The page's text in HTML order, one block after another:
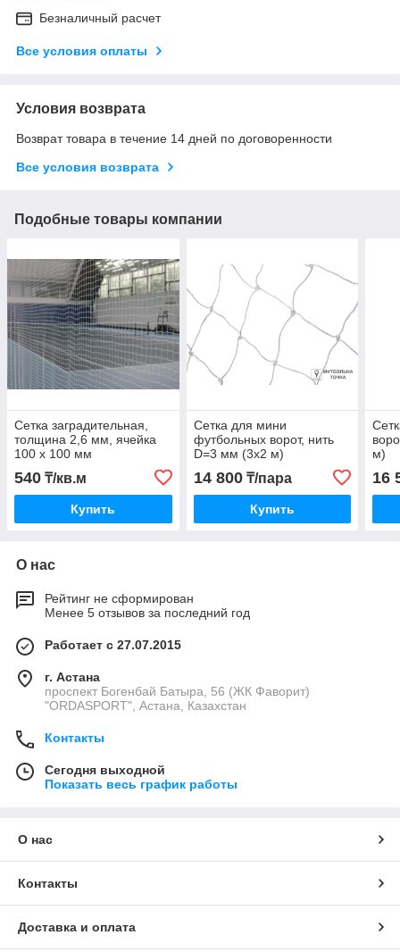
Безналичный расчет
Все условия оплаты
Условия возврата
Возврат товара в течение 14 дней по договоренности
Все условия возврата
Подобные товары компании
Сетка заградительная,
толщина 2,6 мм, ячейка
100 х 100 мм
540 ₸/кв.м
Купить
Сетка для мини
футбольных ворот, нить
D=3 мм (3х2 м)
14 800₸/пара
Купить
м)
16
О нас
Рейтинг не сформирован
Менее 5 отзывов за последний год
Работает с 27.07.2015
г. Астана
проспект Богенбай Батыра, 56 (ЖК Фаворит)
"ORDASPORT", Астана, Казахстан
Контакты
Сегодня выходной
Показать весь график работы
О нас
Контакты
Доставка и оплата